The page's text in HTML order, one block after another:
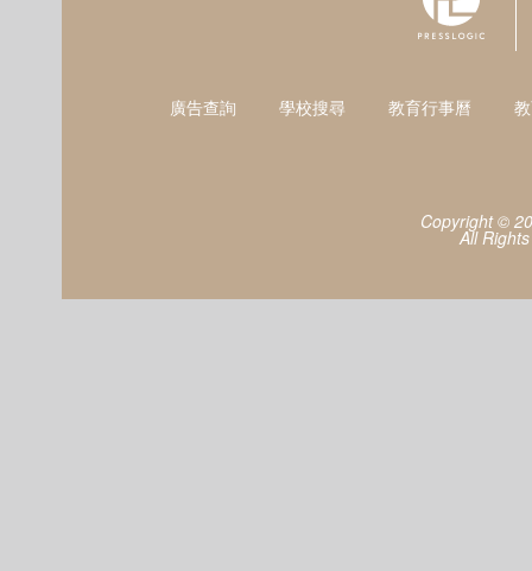
廣告查詢 學校搜尋 教育行事曆
Copyright ©
All